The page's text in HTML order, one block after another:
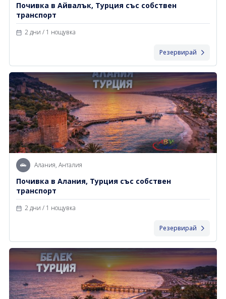
Почивка в Айвалък, Турция със собствен
транспорт
2 дни / 1 нощувка
Резервирай
Алания, Анталия
Почивка в Алания, Турция със собствен
транспорт
2 дни / 1 нощувка
Резервирай